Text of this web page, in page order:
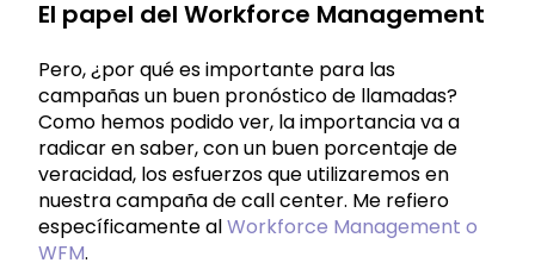
El papel del Workforce Management
Pero, ¿por qué es importante para las
campañas un buen pronóstico de llamadas?
Como hemos podido ver, la importancia va a
radicar en saber, con un buen porcentaje de
veracidad, los esfuerzos que utilizaremos en
nuestra campaña de call center. Me refiero
específicamente al ​​Workforce Management o
WFM.